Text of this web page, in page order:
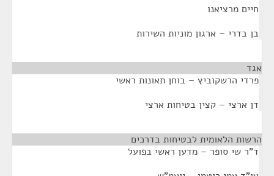
חיים מרציאנו
בן בדרי – ארגון מוניות השירות
אגד
פרדי הרשקוביץ – בוחן תאונות ראשי
דן ארצי – קצין בטיחות ארצי
הרשות הלאומית לבטיחות בדרכים
ד"ר שי סופר – מדען ראשי בפועל